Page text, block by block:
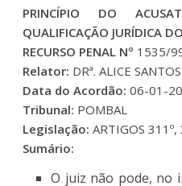
PRINCÍPIO DO
QUALIFICAÇÃO JURÍDICA
RECURSO PENAL Nº 1535/
Relator: DRª. ALICE SANTOS
Data do Acordão: 06-01-
Tribunal: POMBAL
Legislação: ARTIGOS 311º,
Sumário:
O juiz não pode, no